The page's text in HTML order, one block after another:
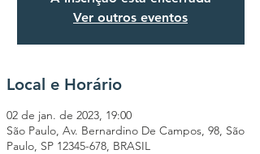
Ver outros eventos
Local e Horário
02 de jan. de 2023, 19:00
São Paulo, Av. Bernardino De Campos, 98, São
Paulo, SP 12345-678, BRASIL